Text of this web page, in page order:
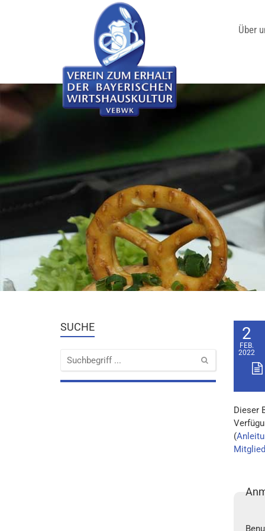
Über
SUCHE 2
FEB.
2022
Dieser
(